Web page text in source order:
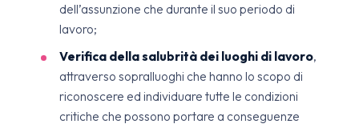
dell’assunzione che durante il suo periodo di
lavoro;
Verifica della salubrità dei luoghi di lavoro,
attraverso sopralluoghi che hanno lo scopo di
riconoscere ed individuare tutte le condizioni
critiche che possono portare a conseguenze